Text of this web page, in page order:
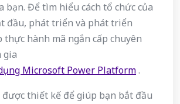
bạn. Để tìm hiểu cách tổ chức của
đầu, phát triển và phát triển
hành mã ngắn cấp chuyên
gia
Microsoft Power Platform.
thiết kế để giúp bạn bắt đầu